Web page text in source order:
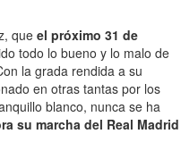
que el próximo 31 de
todo lo bueno y lo malo de
la grada rendida a su
en otras tantas por los
blanco, nunca se ha
su marcha del Real Madrid